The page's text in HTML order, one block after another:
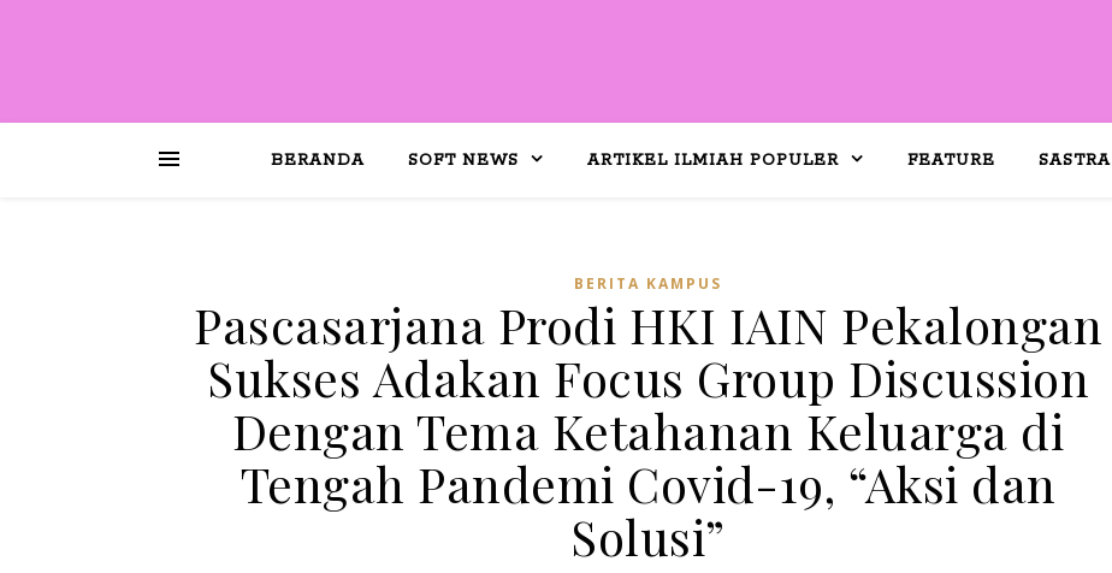
BERANDA SOFT NEWS ARTIKEL ILMIAH POPULER FEATURE SASTRA
BERITA KAMPUS
Pascasarjana Prodi HKI IAIN Pekalongan
Sukses Adakan Focus Group Discussion
Dengan Tema Ketahanan Keluarga di
Tengah Pandemi Covid-19, “Aksi dan
Solusi”